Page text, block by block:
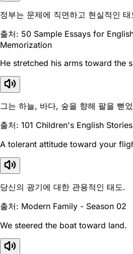
정부는 문제에 직면하고 현실적인
출처: 50 Sample Essays for
Memorization
He stretched his arms toward the
그는 하늘, 바다, 숲을 향해 팔을 뻗
출처: 101 Children's English Stories
A tolerant attitude toward your
당신의 광기에 대한 관용적인 태도.
출처: Modern Family - Season 02
We steered the boat toward land.